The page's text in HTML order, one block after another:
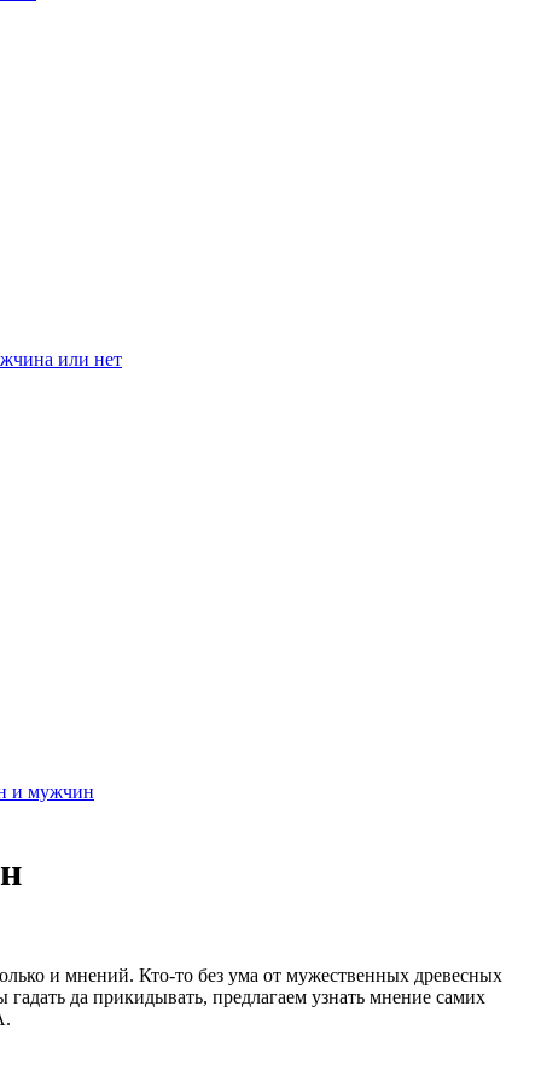
или нет
и мужчин
и мнений. Кто-то без ума от мужественных древесных
да прикидывать, предлагаем узнать мнение самих